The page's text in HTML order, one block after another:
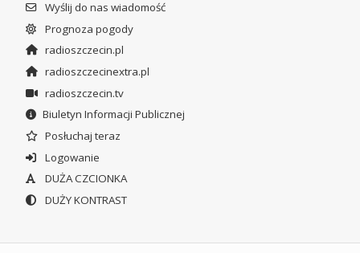
Wyślij do nas wiadomość
Prognoza pogody
radioszczecin.pl
radioszczecinextra.pl
radioszczecin.tv
Biuletyn Informacji Publicznej
Posłuchaj teraz
Logowanie
DUŻA CZCIONKA
DUŻY KONTRAST